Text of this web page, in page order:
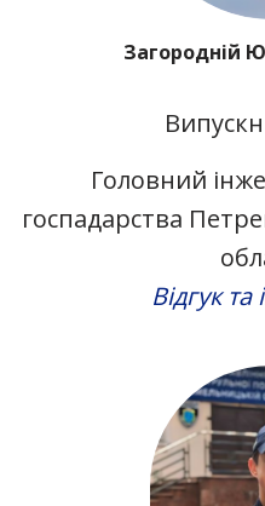
Загородній
Головний
госпадарства
Відгук